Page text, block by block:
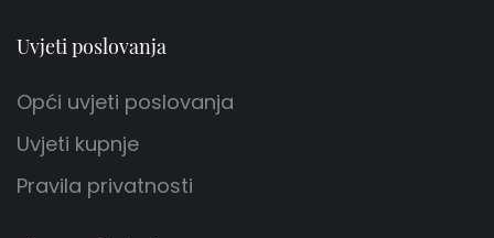
Uvjeti poslovanja
Opći uvjeti poslovanja
Uvjeti kupnje
Pravila privatnosti